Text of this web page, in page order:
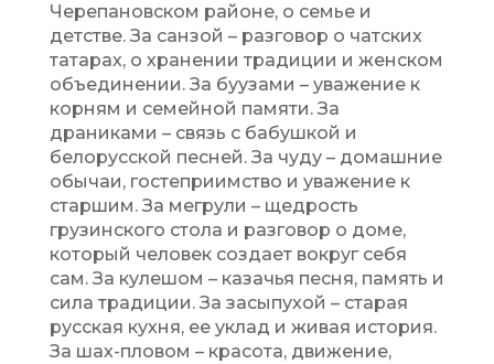
Черепановском районе, о семье и
детстве. За санзой – разговор о чатских
татарах, о хранении традиции и женском
объединении. За буузами – уважение к
корням и семейной памяти. За
драниками – связь с бабушкой и
белорусской песней. За чуду – домашние
обычаи, гостеприимство и уважение к
старшим. За мегрули – щедрость
грузинского стола и разговор о доме,
который человек создает вокруг себя
сам. За кулешом – казачья песня, память и
сила традиции. За засыпухой – старая
русская кухня, ее уклад и живая история.
За шах-пловом – красота, движение,